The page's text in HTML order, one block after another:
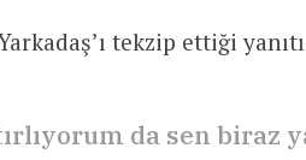
tekzip ettiği
da sen biraz